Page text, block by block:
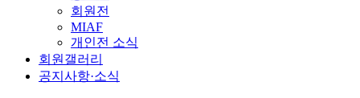
회원전
MIAF
개인전 소식
회원갤러리
공지사항·소식